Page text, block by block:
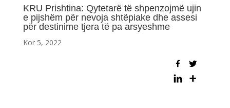
KRU Prishtina: Qytetarë të shpenzojmë ujin
e pijshëm për nevoja shtëpiake dhe assesi
për destinime tjera të pa arsyeshme
Kor 5, 2022